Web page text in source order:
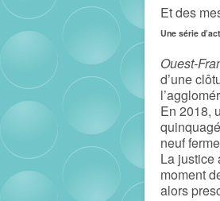
Et des
Une série
Ouest-
d’une
En 2018,
neuf
La justice
moment
alors